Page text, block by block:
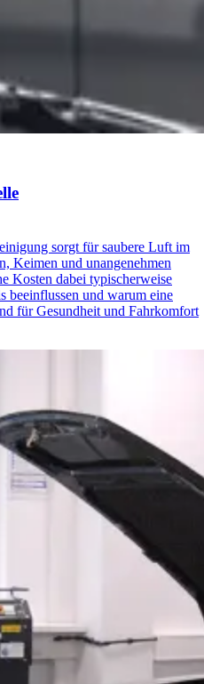
sorgt für saubere Luft im
Keimen und unangenehmen
Kosten dabei typischerweise
beeinflussen und warum eine
für Gesundheit und Fahrkomfort